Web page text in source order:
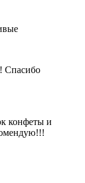
Спасибо
конфеты и